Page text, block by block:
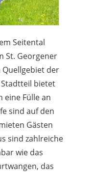
Seitental
St. Georgener
der
bietet
Fülle an
sind auf den
Gästen
sind zahlreiche
wie das
das